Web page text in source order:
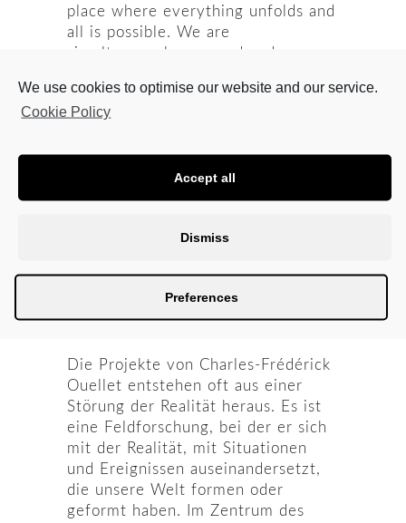
place where everything unfolds and
all is possible. We are
simultaneously exposed and
individual and collective. This space
reveals our existence, a mirror of
As Charles-Frédérick Ouellet was
streets, his interests began to shift
to question the idea of invisibility
and the desire to disappear.
Die Projekte von Charles-Frédérick
Ouellet entstehen oft aus einer
Störung der Realität heraus. Es ist
eine Feldforschung, bei der er sich
mit der Realität, mit Situationen
und Ereignissen auseinandersetzt,
die unsere Welt formen oder
geformt haben. Im Zentrum des
We use cookies to optimise our website and our service.
Cookie Policy
Accept all
Dismiss
Preferences